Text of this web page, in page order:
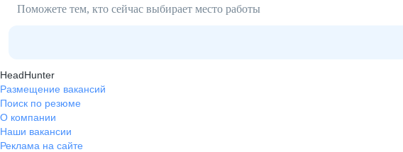
Поможете тем, кто сейчас выбирает место работы
HeadHunter
Размещение вакансий
Поиск по резюме
О компании
Наши вакансии
Реклама на сайте